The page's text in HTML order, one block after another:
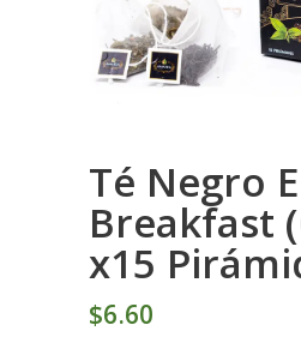
Té Negro
Breakfast
x15
$6 60